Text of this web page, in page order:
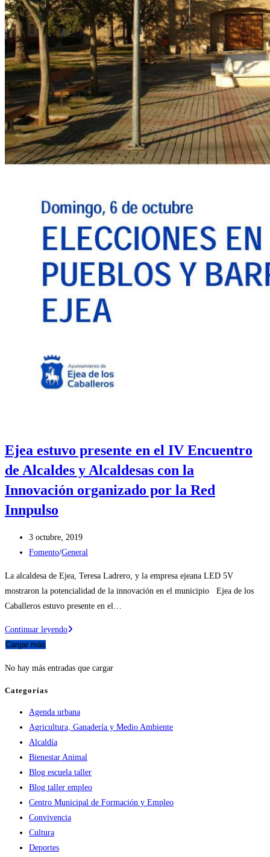
Ejea estuvo presente en el IV Encuentro
de Alcaldes y Alcaldesas con la
Innovación organizado por la Red
Innpulso
Publicación
de
3 octubre, 2019
Categoría
entrada:
Fomento/General
La alcaldesa de Ejea, Teresa Ladrero, y la empresa ejeana LED 5V
mostraron la potencialidad de la innovación en el municipio Ejea de los
Caballeros estuvo presente en el…
Continuar leyendoEjea
con
Cargar más
No hay más entradas que cargar
Categorías
Agenda urbana
Agricultura, Ganadería y Medio Ambiente
Alcaldía
Bienestar Animal
Blog escuela taller
Blog taller empleo
Centro Municipal de Formación y Empleo
Convivencia
Cultura
Deportes